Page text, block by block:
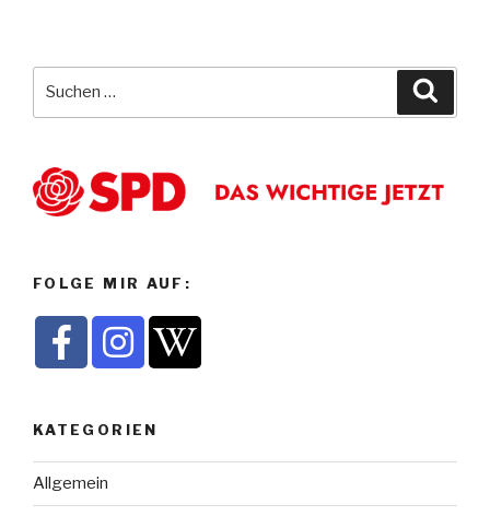
FOLGE MIR AUF:
KATEGORIEN
Allgemein